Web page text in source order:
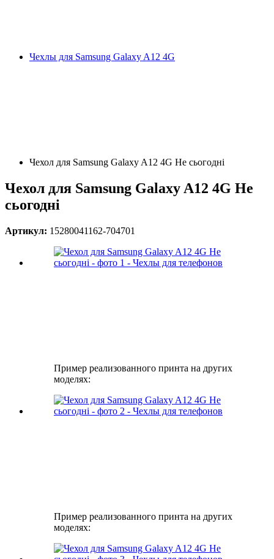
Чехлы для Samsung Galaxy A12 4G
Чехол для Samsung Galaxy A12 4G Не сьогодні
Чехол для Samsung Galaxy A12 4G Не
сьогодні
Артикул: 15280041162-704701
Пример реализованного принта на других
моделях:
Пример реализованного принта на других
моделях: